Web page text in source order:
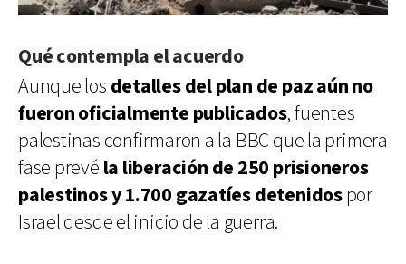
Qué contempla el acuerdo
Aunque los detalles del plan de paz aún no
fueron oficialmente publicados, fuentes
palestinas confirmaron a la BBC que la primera
fase prevé la liberación de 250 prisioneros
palestinos y 1.700 gazatíes detenidospor
Israel desde el inicio de la guerra.